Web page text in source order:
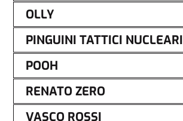
OLLY
PINGUINI TATTICI NUCLEARI
POOH
RENATO ZERO
VASCO ROSSI